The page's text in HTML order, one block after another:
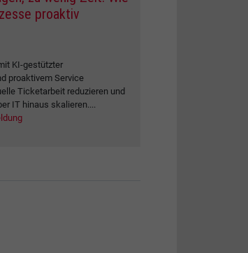
proaktiv
KI-gestützter
proaktivem Service
Ticketarbeit reduzieren und
IT hinaus skalieren....